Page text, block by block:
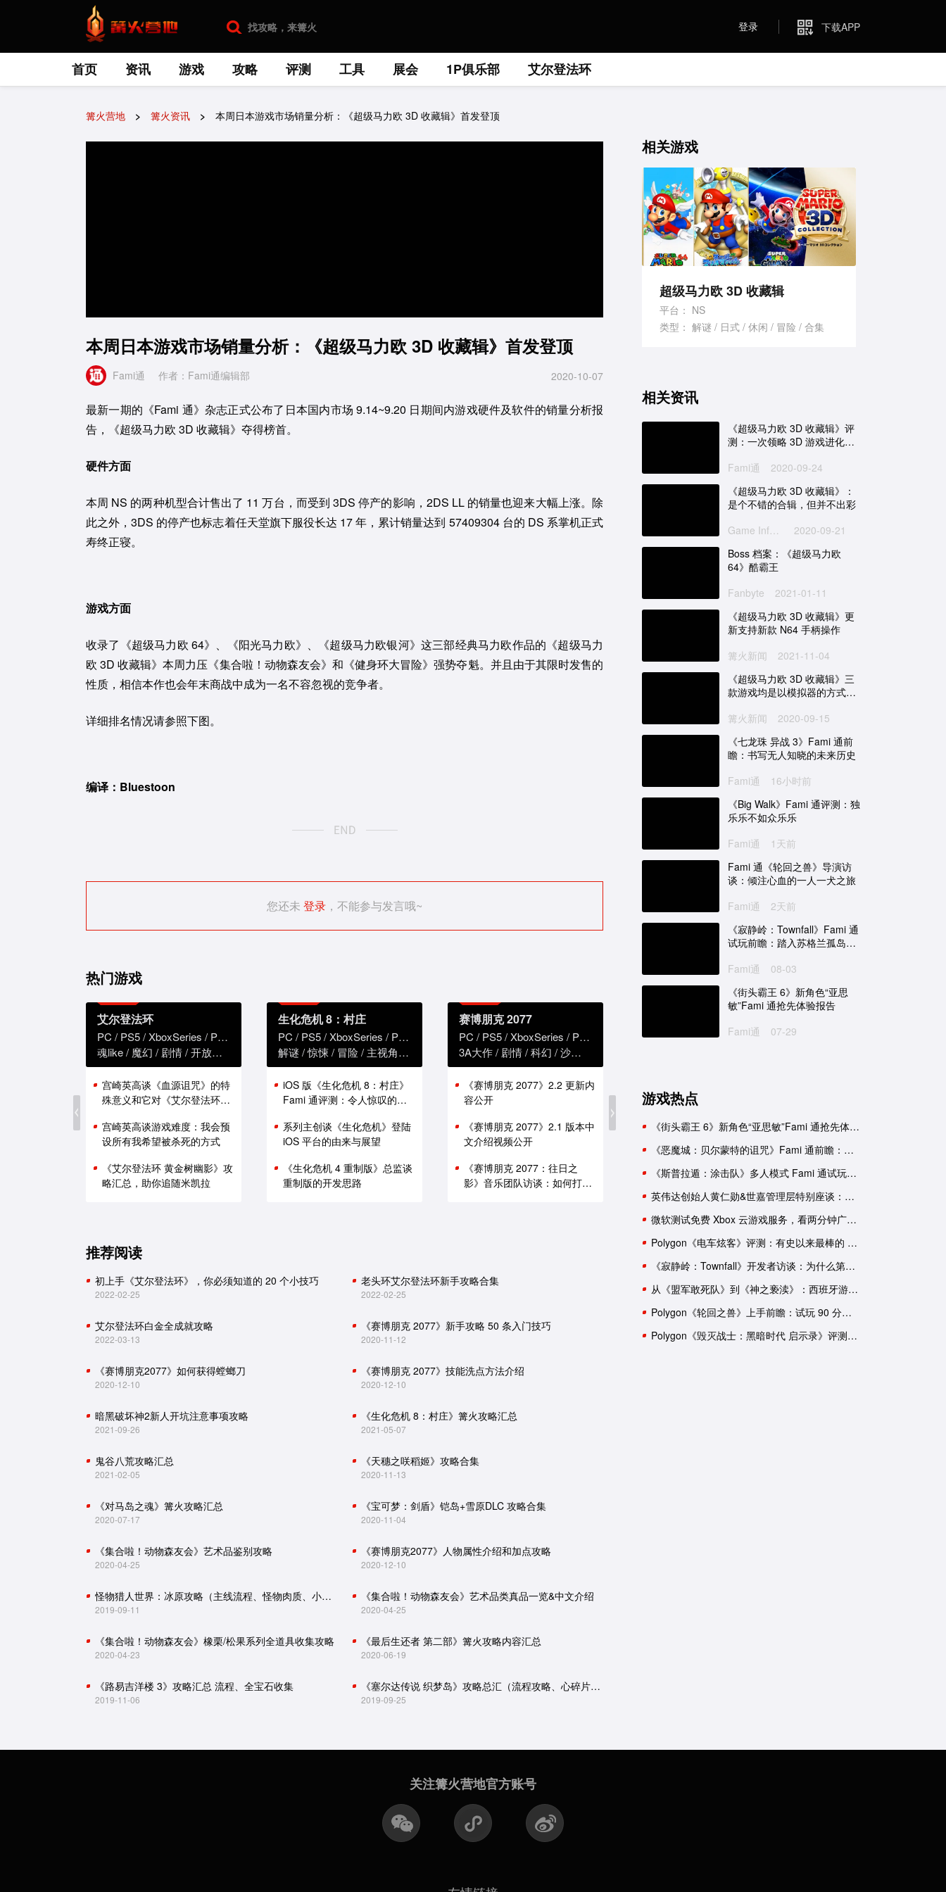
登录 下载APP
首页 资讯 游戏 攻略 评测 工具 展会 1P俱乐部 艾尔登法环
篝火营地 篝火资讯 本周日本游戏市场销量分析：《超级马力欧 3D 收藏辑》首发登顶
本周日本游戏市场销量分析：《超级马力欧 3D 收藏辑》首发登顶
Fami通 作者：Fami通编辑部 2020-10-07
最新一期的《Fami 通》杂志正式公布了日本国内市场 9.14~9.20 日期间内游戏硬件及软件的销量分析报
告，《超级马力欧 3D 收藏辑》夺得榜首。
硬件方面
本周 NS 的两种机型合计售出了 11 万台，而受到 3DS 停产的影响，2DS LL 的销量也迎来大幅上涨。除
此之外，3DS 的停产也标志着任天堂旗下服役长达 17 年，累计销量达到 57409304 台的 DS 系掌机正式
寿终正寝。
游戏方面
收录了《超级马力欧 64》、《阳光马力欧》、《超级马力欧银河》这三部经典马力欧作品的《超级马力
欧 3D 收藏辑》本周力压《集合啦！动物森友会》和《健身环大冒险》强势夺魁。并且由于其限时发售的
性质，相信本作也会年末商战中成为一名不容忽视的竞争者。
详细排名情况请参照下图。
编译：Bluestoon
您还未 登录 ，不能参与发言哦~
热门游戏
艾尔登法环
PC PS5 XboxSeries PS4
XboxOne
魂like
魔幻 剧情 开放世界
宫崎英高谈《血源诅咒》的特
殊意义和它对《艾尔登法环》
宫崎英高谈游戏难度：我会预
设所有我希望被杀死的方式
《艾尔登法环 黄金树幽影》攻
略汇总，助你追随米凯拉
生化危机 8：村庄
PC PS5 XboxSeries PS4
XboxOne
解谜 惊悚 冒险 主视角 恐怖
iOS 版《生化危机 8：村庄》
Fami 通评测：令人惊叹的性
系列主创谈《生化危机》登陆
iOS 平台的由来与展望
《生化危机 4 重制版》总监谈
重制版的开发思路
赛博朋克 2077
PC PS5 XboxSeries PS4
XboxOne
3A大作
剧情 科幻 沙盒
《赛博朋克 2077》2.2 更新内
容公开
《赛博朋克 2077》2.1 版本中
文介绍视频公开
《赛博朋克 2077：往日之
影》音乐团队访谈：如何打造
NS
测：不进反退
《宝可梦 朱／紫》需要配音
匡威与《宝可梦》推出四款日
本限定联名球鞋
育碧证实《刺客信条：英灵
平台
9 月 13 日 ~ 9 月 19 日
金会员游戏促销阵容公布
推荐阅读
初上手《艾尔登法环》，你必须知道的 20 个小技巧
2022-02-25
老头环艾尔登法环新手攻略合集
2022-02-25
艾尔登法环白金全成就攻略
2022-03-13
《赛博朋克 2077》新手攻略 50 条入门技巧
2020-11-12
《赛博朋克2077》如何获得螳螂刀
2020-12-10
《赛博朋克 2077》技能洗点方法介绍
2020-12-10
暗黑破坏神2新人开坑注意事项攻略
2021-09-26
《生化危机 8：村庄》篝火攻略汇总
2021-05-07
鬼谷八荒攻略汇总
2021-02-05
《天穗之咲稻姬》攻略合集
2020-11-13
《对马岛之魂》篝火攻略汇总
2020-07-17
《宝可梦：剑盾》铠岛+雪原DLC 攻略合集
2020-11-04
《集合啦！动物森友会》艺术品鉴别攻略
2020-04-25
《赛博朋克2077》人物属性介绍和加点攻略
2020-12-10
怪物猎人世界：冰原攻略（主线流程、怪物肉质、小技巧）
2019-09-11
《集合啦！动物森友会》艺术品类真品一览&中文介绍
2020-04-25
《集合啦！动物森友会》橡栗/松果系列全道具收集攻略
2020-04-23
《最后生还者 第二部》篝火攻略内容汇总
2020-06-19
《路易吉洋楼 3》攻略汇总 流程、全宝石收集
2019-11-06
《塞尔达传说 织梦岛》攻略总汇（流程攻略、心碎片、贝壳收集）
2019-09-25
相关资讯
《超级马力欧 3D 收藏辑》评
测：一次领略 3D 游戏进化史
Fami通
2020-09-24
《超级马力欧 3D 收藏辑》：
是个不错的合辑，但并不出彩
2020-09-21
Boss 档案：《超级马力欧
64》酷霸王
Fanbyte
2021-01-11
《超级马力欧 3D 收藏辑》更
新支持新款 N64 手柄操作
篝火新闻
2021-11-04
《超级马力欧 3D 收藏辑》三
款游戏均是以模拟器的方式在
篝火新闻
2020-09-15
《七龙珠 异战 3》Fami 通前
瞻：书写无人知晓的未来历史
Fami通
16小时前
《Big Walk》Fami 通评测：独
乐乐不如众乐乐
Fami通
1天前
Fami 通《轮回之兽》导演访
谈：倾注心血的一人一犬之旅
Fami通
2天前
《寂静岭：Townfall》Fami 通
试玩前瞻：踏入苏格兰孤岛的
Fami通
08-03
《街头霸王 6》新角色“亚思
敏”Fami 通抢先体验报告
Fami通
07-29
相关游戏
超级马力欧 3D 收藏辑
平台： NS
类型： 解谜 日式 休闲 冒险 合集
游戏热点
《街头霸王 6》新角色“亚思敏”Fami 通抢先体验报告
《恶魔城：贝尔蒙特的诅咒》Fami 通前瞻：要素杂糅的新生《恶魔城》
《斯普拉遁：涂击队》多人模式 Fami 通试玩：与好友并肩推进故事
英伟达创始人黄仁勋&世嘉管理层特别座谈：一次改变命运的邂逅
微软测试免费 Xbox 云游戏服务，看两分钟广告可用一小时
Polygon《电车炫客》评测：有史以来最棒的 3D 索尼克游戏！
《寂静岭：Townfall》开发者访谈：为什么第一人称比第三人称恐怖
从《盟军敢死队》到《神之亵渎》：西班牙游戏工作室盘点
Polygon《轮回之兽》上手前瞻：试玩 90 分钟后，我依然有一肚子疑惑
Polygon《毁灭战士：黑暗时代 启示录》评测：轰轰烈烈的谢幕演出？
关注篝火营地官方账号